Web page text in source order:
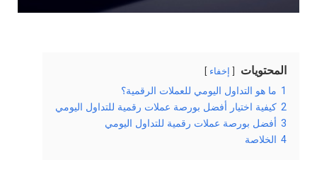
المحتويات إخفاء
1 ما هو التداول اليومي للعملات الرقمية؟
2 كيفية اختيار أفضل بورصة عملات رقمية للتداول اليومي
3 أفضل بورصة عملات رقمية للتداول اليومي
4 الخلاصة